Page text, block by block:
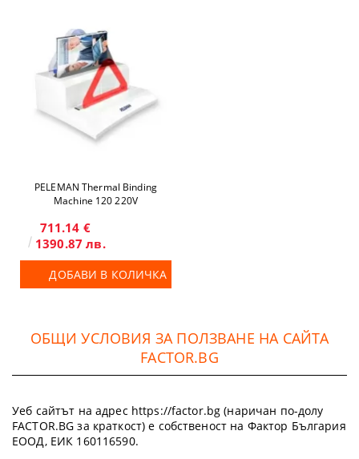
PELEMAN Thermal Binding
Machine 120 220V
711.14 €
1390.87 лв.
ДОБАВИ В КОЛИЧКА
ОБЩИ УСЛОВИЯ ЗА ПОЛЗВАНЕ НА САЙТА
FACTOR.BG
Уеб сайтът на адрес https://factor.bg (наричан по-долу
FACTOR.BG за краткост) е собственост на Фактор България
ЕООД, ЕИК 160116590.